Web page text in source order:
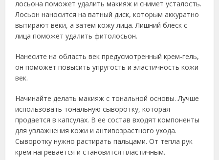
лосьона поможет удалить макияж и снимет усталость.
Лосьон наносится на ватный диск, которым аккуратно
вытирают веки, а затем кожу лица. Лишний блеск с
лица поможет удалить фитолосьон.
Нанесите на область век предусмотренный крем-гель,
он поможет повысить упругость и эластичность кожи
век.
Начинайте делать макияж с тональной основы. Лучше
использовать тональную сыворотку, которая
продается в капсулах. В ее состав входят компоненты
для увлажнения кожи и антивозрастного ухода.
Сыворотку нужно растирать пальцами. От тепла рук
крем нагревается и становится пластичным.